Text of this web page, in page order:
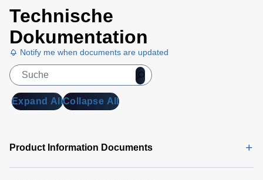
Technische
Dokumentation
Notify me when documents are updated
Expand AllCollapse All
Product Information Documents